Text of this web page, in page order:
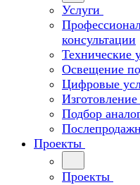
Услуги
консультации
Технические
Освещение
Цифровые
Подбор
Проекты
Проекты